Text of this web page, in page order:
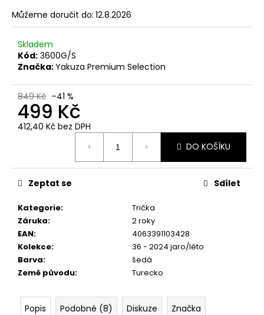
Můžeme doručit do: 12.8.2026
Skladem
Kód: 3600G/S
Značka:Yakuza Premium Selection
849 Kč –41 %
499 Kč
412,40 Kč bez DPH
DO KOŠÍKU
Kategorie:
Trička
Záruka:
2 roky
EAN:
4063391103428
Kolekce:
36 - 2024 jaro/léto
Barva:
šedá
Země původu: Turecko
Zeptat se Sdílet
Popis Podobné (8) Diskuze Značka
m
e
PÁNSKÉ
BÍLÉ
TRIČKO
YAKUZA
PREMIUM
YPS
4012
ROOTS
739
Kč